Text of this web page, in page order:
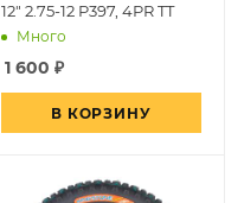
12" 2.75-12 P397, 4PR TT
Много
1 600 ₽
В КОРЗИНУ